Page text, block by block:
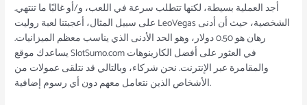
أجد العملية بسيطة، لكنها تتطلب سرعة في اللعب، و/أو غالبًا ما تنتهي.
على سبيل المثال، أعجبتنا لعبة روليت LeoVegas الشخصية، حيث أن أدنى
رهان هو 0.50 دولار، وهو الحد الأدنى الذي يناسب معظم الميزانيات.
يساعدك موقع SlotSumo.com في العثور على أفضل الكازينوهات
والمقامرة عبر الإنترنت. نحن شركاء، وبالتالي قد نتلقى عمولات من
الأشخاص الذين نتعامل معهم دون أي رسوم إضافية.